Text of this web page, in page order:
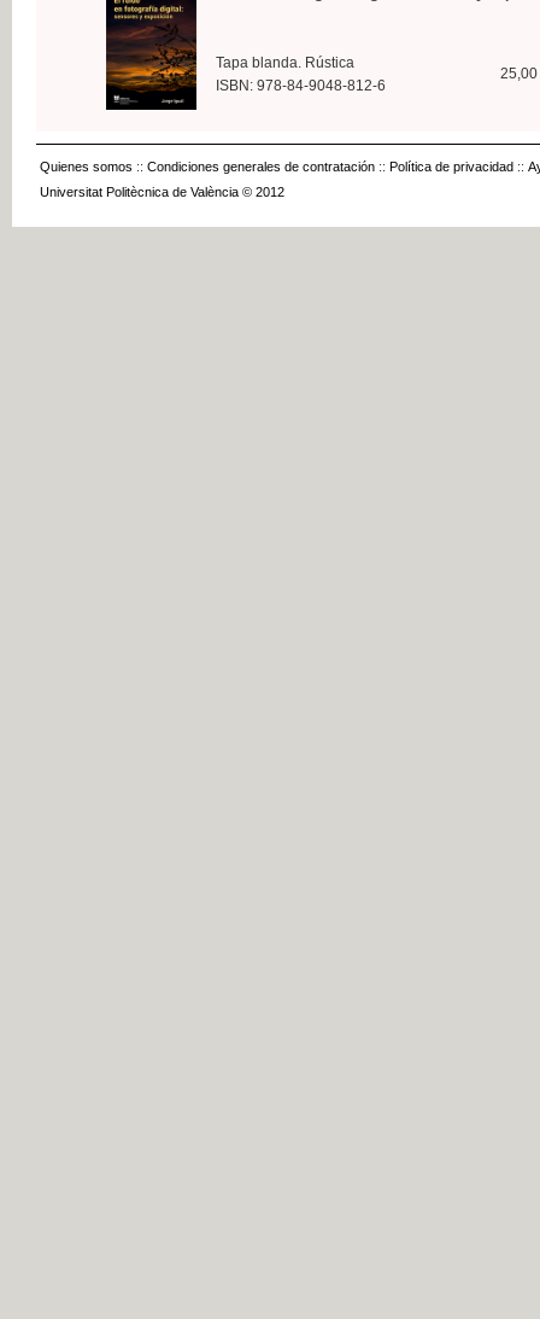
Tapa blanda. Rústica
ISBN: 978-84-9048-812-6
25,00
Quienes somos :: Condiciones generales de contratación :: Política de privacidad ::
Universitat Politècnica de València © 2012